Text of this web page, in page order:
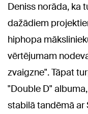
Deniss norāda, ka
dažādiem
hiphopa
vērtējumam
zvaigzne". Tāpat
"Double D"
stabilā tandēmā ar